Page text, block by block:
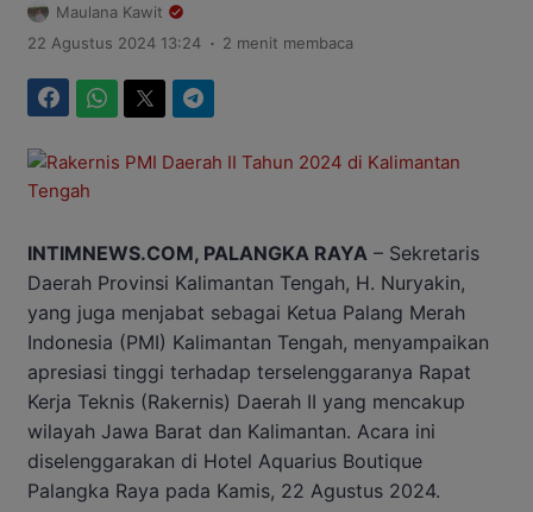
Maulana Kawit
22 Agustus 2024 13:24 . 2 menit membaca
INTIMNEWS.COM, PALANGKA RAYA – Sekretaris
Daerah Provinsi Kalimantan Tengah, H. Nuryakin,
yang juga menjabat sebagai Ketua Palang Merah
Indonesia (PMI) Kalimantan Tengah, menyampaikan
apresiasi tinggi terhadap terselenggaranya Rapat
Kerja Teknis (Rakernis) Daerah II yang mencakup
wilayah Jawa Barat dan Kalimantan. Acara ini
diselenggarakan di Hotel Aquarius Boutique
Palangka Raya pada Kamis, 22 Agustus 2024.